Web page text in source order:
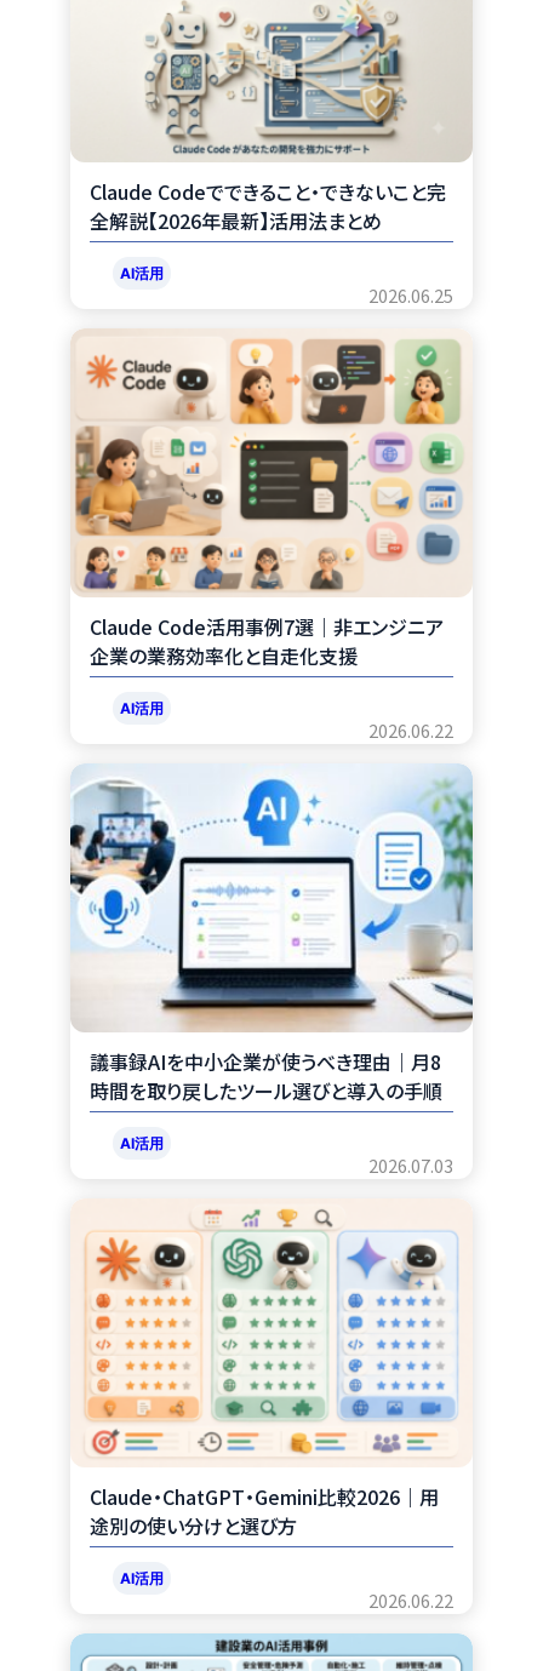
Claude Codeでできること・できないこと完
全解説【2026年最新】活用法まとめ
AI活用
2026.06.25
Claude Code活用事例7選｜非エンジニア
企業の業務効率化と自走化支援
AI活用
2026.06.22
議事録AIを中小企業が使うべき理由｜月8
時間を取り戻したツール選びと導入の手順
AI活用
2026.07.03
Claude・ChatGPT・Gemini比較2026｜用
途別の使い分けと選び方
AI活用
2026.06.22